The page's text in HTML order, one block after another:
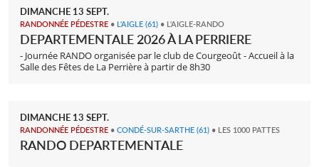
DIMANCHE 13 SEPT.
RANDONNÉE PÉDESTRE • L'AIGLE (61) • L'AIGLE-RANDO
DEPARTEMENTALE 2026 À LA PERRIERE
- Journée RANDO organisée par le club de Courgeoût - Accueil à la
Salle des Fêtes de La Perrière à partir de 8h30
DIMANCHE 13 SEPT.
RANDONNÉE PÉDESTRE • CONDÉ-SUR-SARTHE (61) • LES 1000 PATTES
RANDO DEPARTEMENTALE